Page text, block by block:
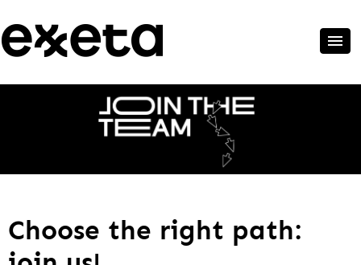
Choose the right path: